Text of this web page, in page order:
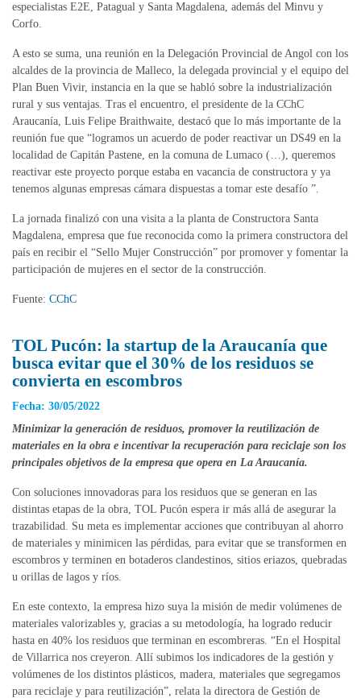
especialistas E2E, Patagual y Santa Magdalena, además del Minvu y
Corfo.
A esto se suma, una reunión en la Delegación Provincial de Angol con los
alcaldes de la provincia de Malleco, la delegada provincial y el equipo del
Plan Buen Vivir, instancia en la que se habló sobre la industrialización
rural y sus ventajas. Tras el encuentro, el presidente de la CChC
Araucanía, Luis Felipe Braithwaite, destacó que lo más importante de la
reunión fue que “logramos un acuerdo de poder reactivar un DS49 en la
localidad de Capitán Pastene, en la comuna de Lumaco (…), queremos
reactivar este proyecto porque estaba en vacancia de constructora y ya
tenemos algunas empresas cámara dispuestas a tomar este desafío ”.
La jornada finalizó con una visita a la planta de Constructora Santa
Magdalena, empresa que fue reconocida como la primera constructora del
país en recibir el “Sello Mujer Construcción” por promover y fomentar la
participación de mujeres en el sector de la construcción.
Fuente: CChC
TOL Pucón: la startup de la Araucanía que
busca evitar que el 30% de los residuos se
convierta en escombros
Fecha: 30/05/2022
Minimizar la generación de residuos, promover la reutilización de
materiales en la obra e incentivar la recuperación para reciclaje son los
principales objetivos de la empresa que opera en La Araucanía.
Con soluciones innovadoras para los residuos que se generan en las
distintas etapas de la obra, TOL Pucón espera ir más allá de asegurar la
trazabilidad. Su meta es implementar acciones que contribuyan al ahorro
de materiales y minimicen las pérdidas, para evitar que se transformen en
escombros y terminen en botaderos clandestinos, sitios eriazos, quebradas
u orillas de lagos y ríos.
En este contexto, la empresa hizo suya la misión de medir volúmenes de
materiales valorizables y, gracias a su metodología, ha logrado reducir
hasta en 40% los residuos que terminan en escombreras. “En el Hospital
de Villarrica nos creyeron. Allí subimos los indicadores de la gestión y
volúmenes de los distintos plásticos, madera, materiales que segregamos
para reciclaje y para reutilización”, relata la directora de Gestión de